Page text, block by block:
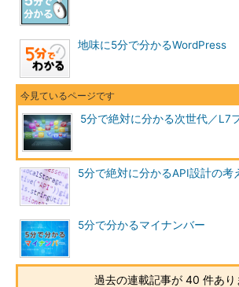
地味に5分で分かるWordPress
5分で絶対に分かる次世代／L7
5分で絶対に分かるAPI設計の考
5分で分かるマイナンバー
過去の連載記事が 40 件あり